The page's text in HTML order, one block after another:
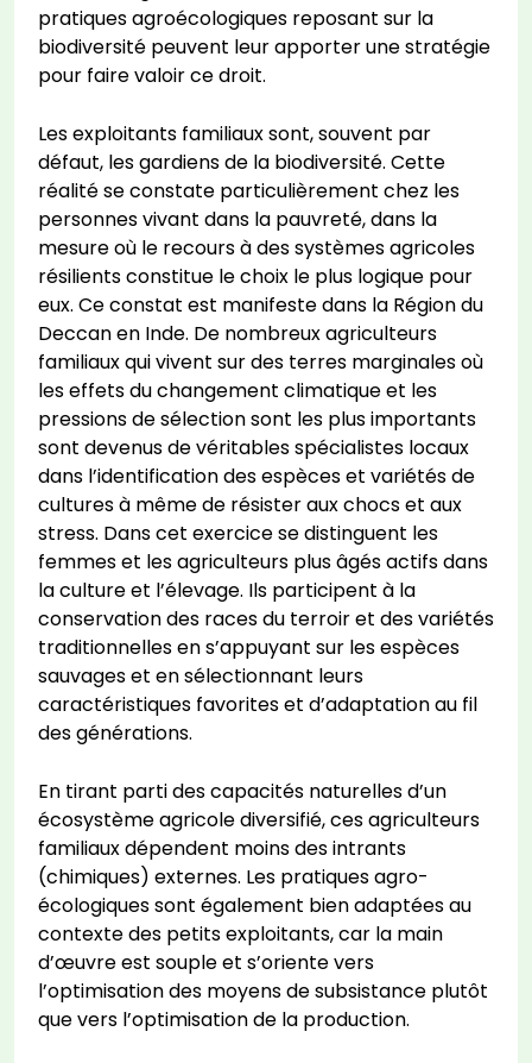
pratiques agroécologiques reposant sur la
biodiversité peuvent leur apporter une stratégie
pour faire valoir ce droit.
Les exploitants familiaux sont, souvent par
défaut, les gardiens de la biodiversité. Cette
réalité se constate particulièrement chez les
personnes vivant dans la pauvreté, dans la
mesure où le recours à des systèmes agricoles
résilients constitue le choix le plus logique pour
eux. Ce constat est manifeste dans la Région du
Deccan en Inde. De nombreux agriculteurs
familiaux qui vivent sur des terres marginales où
les effets du changement climatique et les
pressions de sélection sont les plus importants
sont devenus de véritables spécialistes locaux
dans l’identification des espèces et variétés de
cultures à même de résister aux chocs et aux
stress. Dans cet exercice se distinguent les
femmes et les agriculteurs plus âgés actifs dans
la culture et l’élevage. Ils participent à la
conservation des races du terroir et des variétés
traditionnelles en s’appuyant sur les espèces
sauvages et en sélectionnant leurs
caractéristiques favorites et d’adaptation au fil
des générations.
En tirant parti des capacités naturelles d’un
écosystème agricole diversifié, ces agriculteurs
familiaux dépendent moins des intrants
(chimiques) externes. Les pratiques agro-
écologiques sont également bien adaptées au
contexte des petits exploitants, car la main
d’œuvre est souple et s’oriente vers
l’optimisation des moyens de subsistance plutôt
que vers l’optimisation de la production.